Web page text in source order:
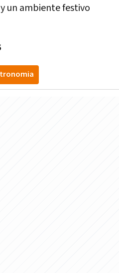
un ambiente festivo